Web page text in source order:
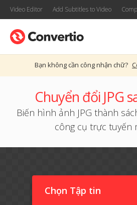
Video Editor Add Subtitles to Video
Bạn không cần công nhận chữ?
Chuyển đổi JPG
Biến hình ảnh JPG thành
công cụ trực tuyến
Chọn Tập tin